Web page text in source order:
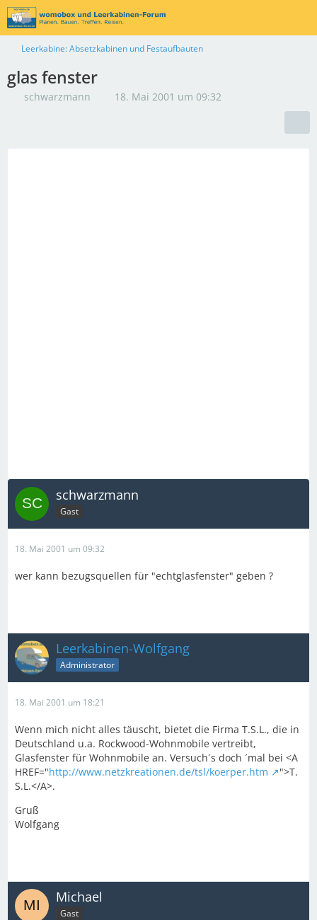
Leerkabine: Absetzkabinen und Festaufbauten
glas fenster
schwarzmann 18. Mai 2001 um 09:32
schwarzmann
Gast
18. Mai 2001 um 09:32
wer kann bezugsquellen für "echtglasfenster" geben ?
Leerkabinen-Wolfgang
Administrator
18. Mai 2001 um 18:21
Wenn mich nicht alles täuscht, bietet die Firma T.S.L., die in
Deutschland u.a. Rockwood-Wohnmobile vertreibt,
Glasfenster für Wohnmobile an. Versuch´s doch ´mal bei <A
HREF="http://www.netzkreationen.de/tsl/koerper.htm
">T.
S.L.</A>.
Gruß
Wolfgang
Michael
Gast